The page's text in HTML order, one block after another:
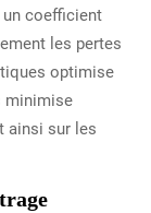
un coefficient
les pertes
optimise
minimise
ainsi sur les